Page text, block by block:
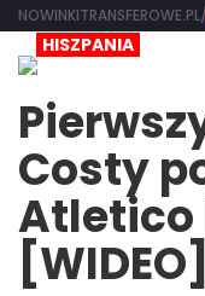
NOWINKITRANSFEROWE.PL/
HISZPANIA
Costy
[WIDEO]